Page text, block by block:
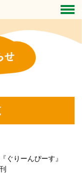
りーんぴーす』